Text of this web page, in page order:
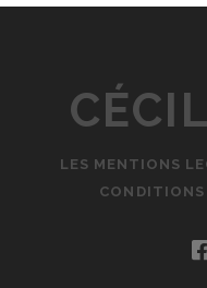
LES MENTIONS
CONDITIONS